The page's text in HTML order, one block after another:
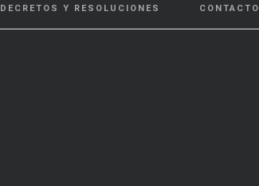
DECRETOS Y RESOLUCIONES CONTACTO